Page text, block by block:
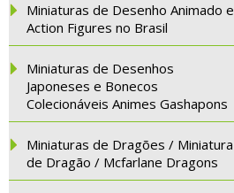
Miniaturas de Desenho Animado e
Action Figures no Brasil
Miniaturas de Desenhos
Japoneses e Bonecos
Colecionáveis Animes Gashapons
Miniaturas de Dragões / Miniatura
de Dragão / Mcfarlane Dragons